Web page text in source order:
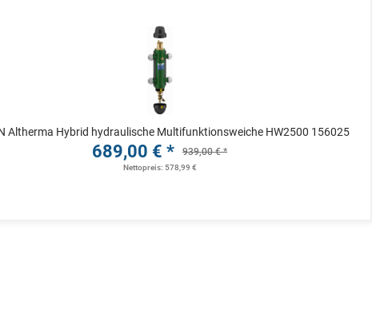
Altherma Hybrid hydraulische Multifunktionsweiche HW2500 156025
689,00 € * 939,00 € *
Nettopreis: 578,99 €